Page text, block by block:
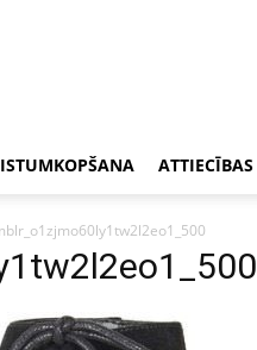
ATTIECĪBAS